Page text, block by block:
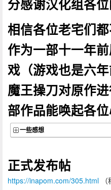
分感谢汉化组各位
相信各位老宅们
作为一部十一年
戏（游戏也是六
魔王操刀对原作
部作品能唤起各位
一些感想
正式发布帖
https://inapom.com/305.html